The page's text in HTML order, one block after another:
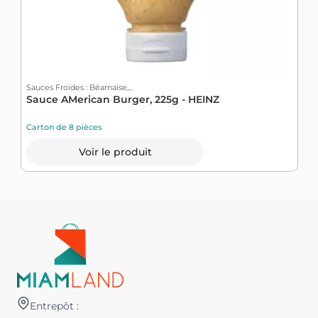
Sauces Froides : Béarnaise,...
Sauce AMerican Burger, 225g - HEINZ
Carton de 8 pièces
Voir le produit
Entrepôt :